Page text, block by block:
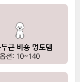
근 비숑 멍토템
옵션: 10~140